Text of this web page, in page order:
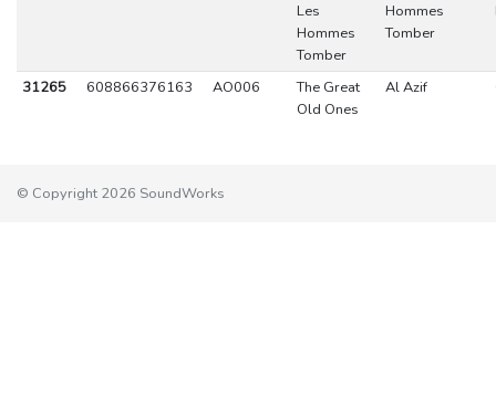
Les
Hommes
Tomber
Hommes
Tomber
31265 608866376163 AO006
The Great
Old Ones
Al Azif
© Copyright 2026 SoundWorks